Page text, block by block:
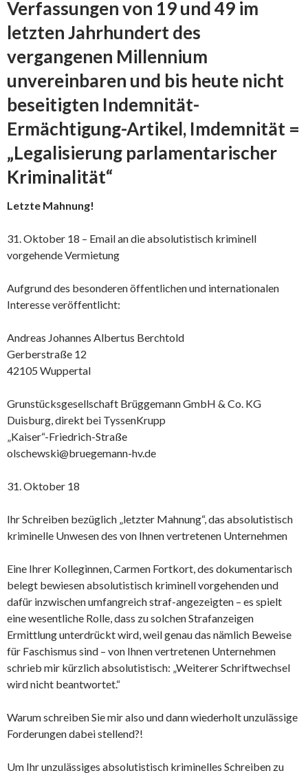
Verfassungen von 19 und 49 im
letzten Jahrhundert des
vergangenen Millennium
unvereinbaren und bis heute nicht
beseitigten Indemnität-
Ermächtigung-Artikel, Imdemnität =
„Legalisierung parlamentarischer
Kriminalität“
Letzte Mahnung!
31. Oktober 18 – Email an die absolutistisch kriminell
vorgehende Vermietung
Aufgrund des besonderen öffentlichen und internationalen
Interesse veröffentlicht:
Andreas Johannes Albertus Berchtold
Gerberstraße 12
42105 Wuppertal
Grunstücksgesellschaft Brüggemann GmbH & Co. KG
Duisburg, direkt bei TyssenKrupp
„Kaiser“-Friedrich-Straße
olschewski@bruegemann-hv.de
31. Oktober 18
Ihr Schreiben bezüglich „letzter Mahnung“, das absolutistisch
kriminelle Unwesen des von Ihnen vertretenen Unternehmen
Eine Ihrer Kolleginnen, Carmen Fortkort, des dokumentarisch
belegt bewiesen absolutistisch kriminell vorgehenden und
dafür inzwischen umfangreich straf-angezeigten – es spielt
eine wesentliche Rolle, dass zu solchen Strafanzeigen
Ermittlung unterdrückt wird, weil genau das nämlich Beweise
für Faschismus sind – von Ihnen vertretenen Unternehmen
schrieb mir kürzlich absolutistisch: „Weiterer Schriftwechsel
wird nicht beantwortet.“
Warum schreiben Sie mir also und dann wiederholt unzulässige
Forderungen dabei stellend?!
Um Ihr unzulässiges absolutistisch kriminelles Schreiben zu